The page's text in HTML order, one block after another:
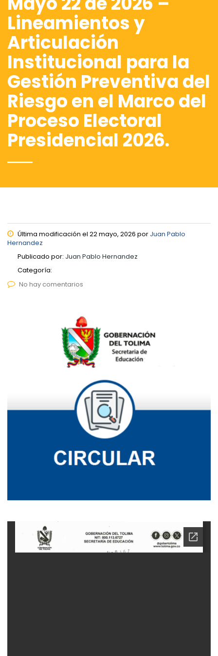
Lineamientos y
Articulación
Institucional para la
Gestión Preventiva del
Riesgo en el Marco del
Proceso Electoral
Presidencial 2026.
Última modificación el 22 mayo, 2026 por Juan Pablo
Hernandez
Publicado por: Juan Pablo Hernandez
Categoría:
No hay comentarios